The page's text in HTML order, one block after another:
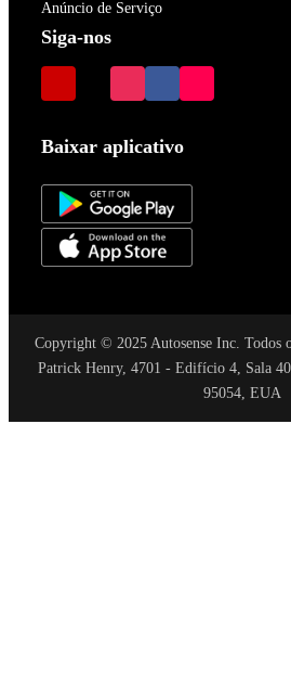
Anúncio de Serviço
Siga-nos
Baixar aplicativo
Copyright © 2025 Autosense Inc. Todos
Patrick Henry, 4701 - Edifício 4, Sala
95054, EUA